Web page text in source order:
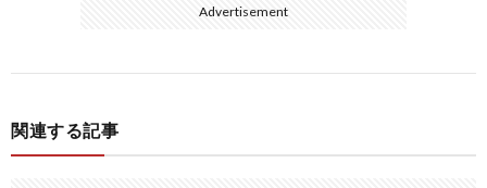
Advertisement
関連する記事